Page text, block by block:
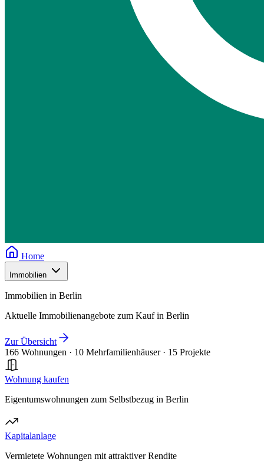
Home
Immobilien
Immobilien in Berlin
Aktuelle Immobilienangebote zum Kauf in Berlin
Zur Übersicht
166 Wohnungen · 10 Mehrfamilienhäuser · 15 Projekte
Wohnung kaufen
Eigentumswohnungen zum Selbstbezug in Berlin
Kapitalanlage
Vermietete Wohnungen mit attraktiver Rendite